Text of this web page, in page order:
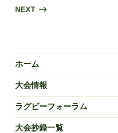
ゲ
ン
の
NEXT
ホーム
大会情報
ラグビーフォーラム
大会抄録一覧